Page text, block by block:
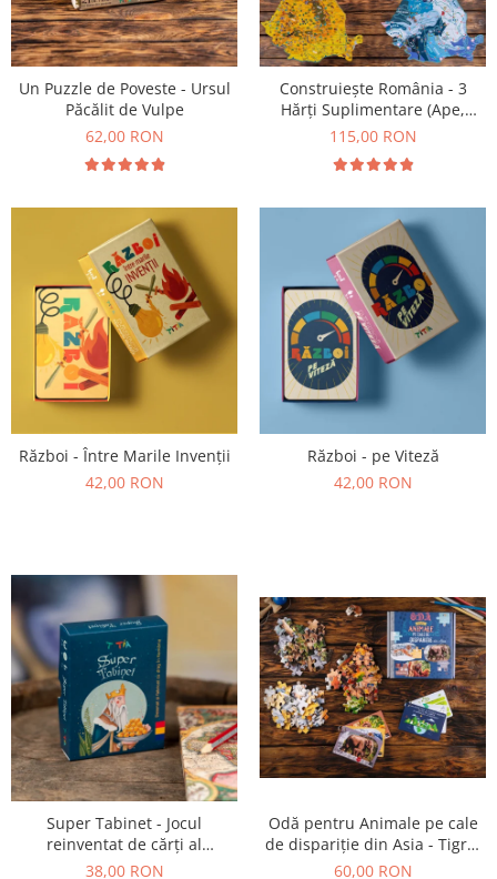
Un Puzzle de Poveste - Ursul
Păcălit de Vulpe
62,00 RON
Construiește România - 3
Hărți Suplimentare (Ape,
Resurse, Vegetație și Faună)
115,00 RON
Război - Între Marile Invenții
42,00 RON
Război - pe Viteză
42,00 RON
Super Tabinet - Jocul
reinventat de cărți al
copilăriei
38,00 RON
Odă pentru Animale pe cale
de dispariție din Asia - Tigrul
Siberian, Urangutanul și
60,00 RON